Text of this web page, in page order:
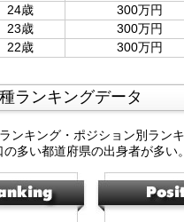
24歳 300万円
23歳 300万円
22歳 300万円
ランキングデータ
ンキング・ポジション別ラン
多い都道府県の出身者が多い。